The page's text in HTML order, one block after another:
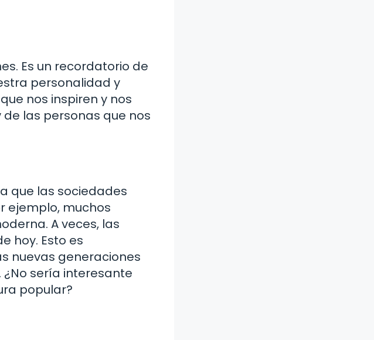
Es un recordatorio de
personalidad y
nos inspiren y nos
las personas que nos
que las sociedades
ejemplo, muchos
A veces, las
hoy. Esto es
nuevas generaciones
sería interesante
popular?